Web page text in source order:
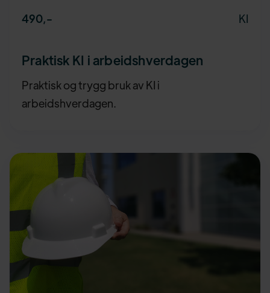
490,- KI
Praktisk KI i arbeidshverdagen
Praktisk og trygg bruk av KI i
arbeidshverdagen.